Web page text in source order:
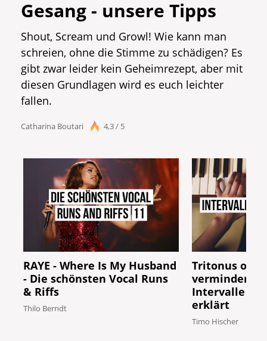
Gesang - unsere Tipps
Shout, Scream und Growl! Wie kann man
schreien, ohne die Stimme zu schädigen? Es
gibt zwar leider kein Geheimrezept, aber mit
diesen Grundlagen wird es euch leichter
fallen.
Catharina Boutari 4,3 / 5
RAYE - Where Is My Husband
- Die schönsten Vocal Runs
& Riffs
Thilo Berndt
Tritonus oder
verminderte
Intervalle
erklärt
Timo Hischer